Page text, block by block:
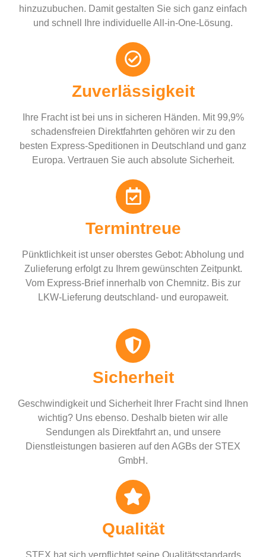
hinzuzubuchen. Damit gestalten Sie sich ganz einfach
und schnell Ihre individuelle All-in-One-Lösung.
Zuverlässigkeit
Ihre Fracht ist bei uns in sicheren Händen. Mit 99,9%
schadensfreien Direktfahrten gehören wir zu den
besten Express-Speditionen in Deutschland und ganz
Europa. Vertrauen Sie auch absolute Sicherheit.
Termintreue
Pünktlichkeit ist unser oberstes Gebot: Abholung und
Zulieferung erfolgt zu Ihrem gewünschten Zeitpunkt.
Vom Express-Brief innerhalb von Chemnitz. Bis zur
LKW-Lieferung deutschland- und europaweit.
Sicherheit
Geschwindigkeit und Sicherheit Ihrer Fracht sind Ihnen
wichtig? Uns ebenso. Deshalb bieten wir alle
Sendungen als Direktfahrt an, und unsere
Dienstleistungen basieren auf den AGBs der STEX
GmbH.
Qualität
STEX hat sich verpflichtet seine Qualitätsstandards